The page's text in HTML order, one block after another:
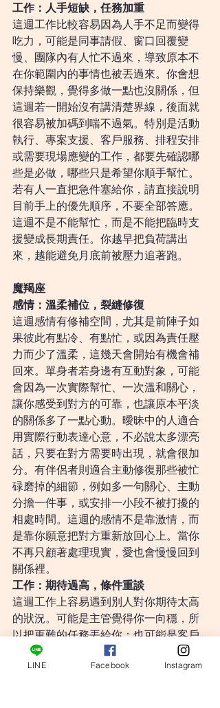
工作：人手短缺，任務加重
這週工作比較容易因為人手不足而變得
吃力，可能是同事請假、窗口回覆變
慢、團隊內有人忙不過來，導致原本不
在你範圍內的事情也被丟過來。你會想
保持樂觀，覺得多做一點也沒關係，但
這週若一開始沒有講清楚界線，後面就
很容易被加碼到喘不過氣。特別是活動
執行、專案支援、客戶服務、排程安排
或需要現場應變的工作，都要先確認哪
些是必做，哪些只是希望你順手幫忙。
若有人一直把急件塞給你，請直接說明
目前手上的優先順序，不要全部答應。
這週不是不能幫忙，而是不能把臨時支
援變成長期責任。你越早把負荷講出
來，越能避免月底前被壓力追著跑。
魔羯座
感情：溫柔補位，裂縫修復
這週感情有修補空間，尤其是前陣子如
果彼此有點冷、有點忙，或因為責任壓
力而少了溫柔，這幾天會開始有機會補
回來。單身者若身邊有互動對象，可能
會因為一次實際幫忙、一次溫和關心，
讓你感受到對方的可靠，也讓原本平淡
的關係多了一點心動。曖昧中的人適合
用實際行動表達心意，不必說太多漂亮
話，只要在對方需要時出現，就會很加
分。有伴侶者則適合主動修復那些被忙
碌磨掉的細節，例如多一句關心、主動
分擔一件事，或安排一小段不被打擾的
相處時間。這週的感情不是靠激情，而
是靠你願意把對方重新放回心上。當你
不再只顧著處理現實，愛也會慢慢回到
關係裡。
工作：期待過高，條件重談
這週工作上容易遇到別人對你期待太高
的狀況。可能是主管覺得你一向穩，所
以把更難的任務丟給你；也可能是客戶
或合作方認為你可以處理更多細節，卻
沒有給出相對應的時間、資源或報酬。
LINE Facebook Instagram